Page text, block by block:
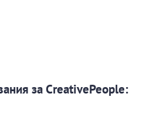
за CreativePeople: